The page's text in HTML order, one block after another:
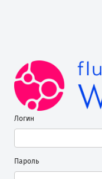
Логин
Пароль